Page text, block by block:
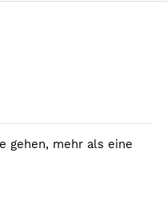
gehen, mehr als eine